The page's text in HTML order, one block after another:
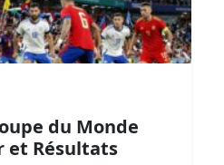
du Monde
et Résultats